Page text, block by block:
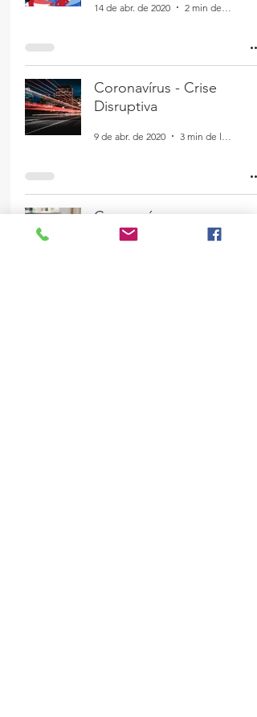
14 de abr. de 2020
Coronavírus - Crise
Disruptiva
9 de abr. de 2020
Coronavírus e a
Tecnologia